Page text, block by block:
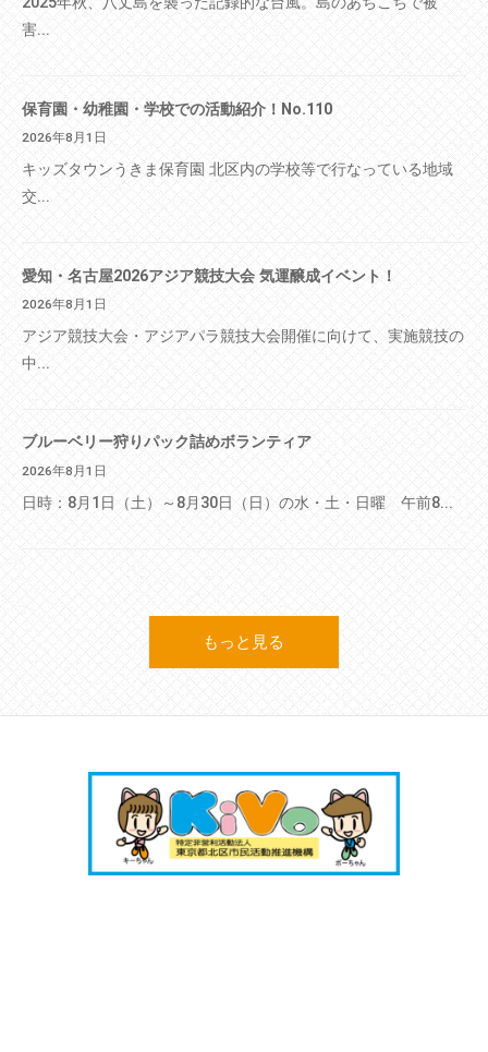
害...
保育園・幼稚園・学校での活動紹介！No.110
2026年8月1日
キッズタウンうきま保育園 北区内の学校等で行なっている地域
交...
愛知・名古屋2026アジア競技大会 気運醸成イベント！
2026年8月1日
アジア競技大会・アジアパラ競技大会開催に向けて、実施競技の
中...
ブルーベリー狩りパック詰めボランティア
2026年8月1日
日時：8月1日（土）～8月30日（日）の水・土・日曜 午前8...
もっと見る